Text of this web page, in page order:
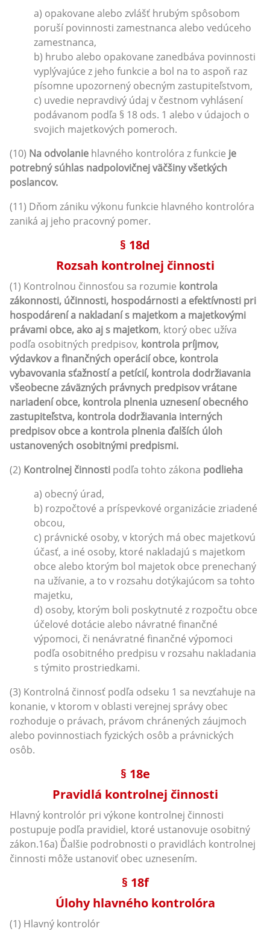
a) opakovane alebo zvlášť hrubým spôsobom
poruší povinnosti zamestnanca alebo vedúceho
zamestnanca,
b) hrubo alebo opakovane zanedbáva povinnosti
vyplývajúce z jeho funkcie a bol na to aspoň raz
písomne upozornený obecným zastupiteľstvom,
c) uvedie nepravdivý údaj v čestnom vyhlásení
podávanom podľa § 18 ods. 1 alebo v údajoch o
svojich majetkových pomeroch.
(10) Na odvolanie hlavného kontrolóra z funkcie je
potrebný súhlas nadpolovičnej väčšiny všetkých
poslancov.
(11) Dňom zániku výkonu funkcie hlavného kontrolóra
zaniká aj jeho pracovný pomer.
§ 18d
Rozsah kontrolnej činnosti
(1) Kontrolnou činnosťou sa rozumie kontrola
zákonnosti, účinnosti, hospodárnosti a efektívnosti pri
hospodárení a nakladaní s majetkom a majetkovými
právami obce, ako aj s majetkom, ktorý obec užíva
podľa osobitných predpisov, kontrola príjmov,
výdavkov a finančných operácií obce, kontrola
vybavovania sťažností a petícií, kontrola dodržiavania
všeobecne záväzných právnych predpisov vrátane
nariadení obce, kontrola plnenia uznesení obecného
zastupiteľstva, kontrola dodržiavania interných
predpisov obce a kontrola plnenia ďalších úloh
ustanovených osobitnými predpismi.
(2) Kontrolnej činnosti podľa tohto zákona podlieha
a) obecný úrad,
b) rozpočtové a príspevkové organizácie zriadené
obcou,
c) právnické osoby, v ktorých má obec majetkovú
účasť, a iné osoby, ktoré nakladajú s majetkom
obce alebo ktorým bol majetok obce prenechaný
na užívanie, a to v rozsahu dotýkajúcom sa tohto
majetku,
d) osoby, ktorým boli poskytnuté z rozpočtu obce
účelové dotácie alebo návratné finančné
výpomoci, či nenávratné finančné výpomoci
podľa osobitného predpisu v rozsahu nakladania
s týmito prostriedkami.
(3) Kontrolná činnosť podľa odseku 1 sa nevzťahuje na
konanie, v ktorom v oblasti verejnej správy obec
rozhoduje o právach, právom chránených záujmoch
alebo povinnostiach fyzických osôb a právnických
osôb.
§ 18e
Pravidlá kontrolnej činnosti
Hlavný kontrolór pri výkone kontrolnej činnosti
postupuje podľa pravidiel, ktoré ustanovuje osobitný
zákon.16a) Ďalšie podrobnosti o pravidlách kontrolnej
činnosti môže ustanoviť obec uznesením.
§ 18f
Úlohy hlavného kontrolóra
(1) Hlavný kontrolór